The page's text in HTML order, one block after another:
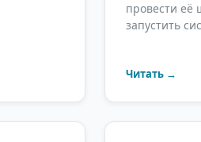
провести её
запустить
Читать →